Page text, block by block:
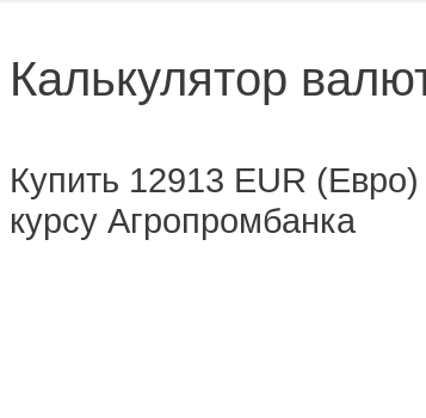
Калькулятор
Купить 12913 EUR
курсу Агропромбанка